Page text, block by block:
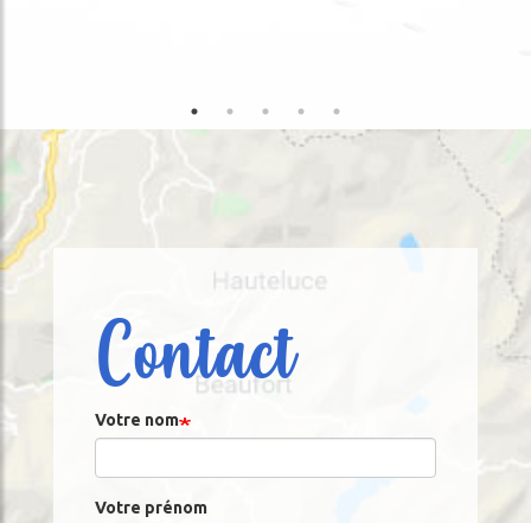
Contact
Votre nom
Votre prénom